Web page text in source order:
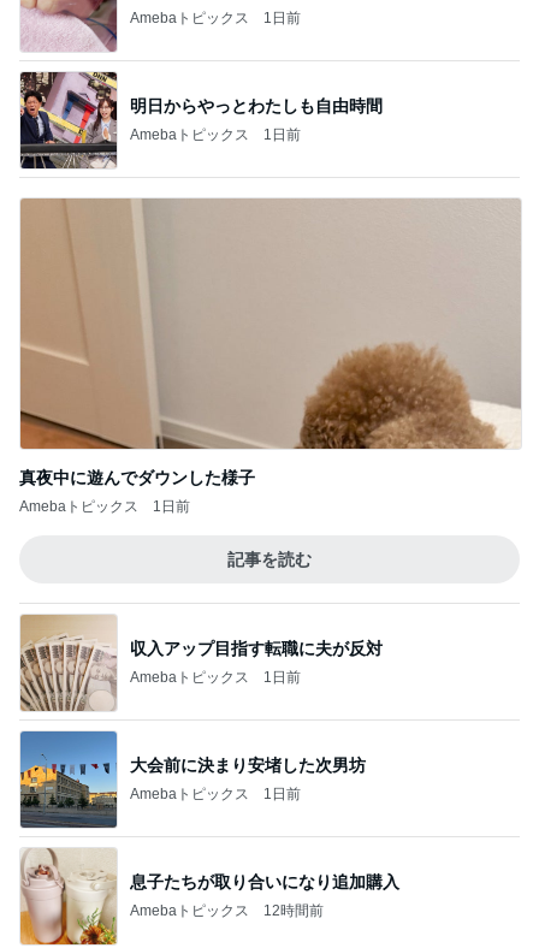
Amebaトピックス 1日前
明日からやっとわたしも自由時間
Amebaトピックス 1日前
真夜中に遊んでダウンした様子
Amebaトピックス 1日前
記事を読む
収入アップ目指す転職に夫が反対
Amebaトピックス 1日前
大会前に決まり安堵した次男坊
Amebaトピックス 1日前
息子たちが取り合いになり追加購入
Amebaトピックス 12時間前